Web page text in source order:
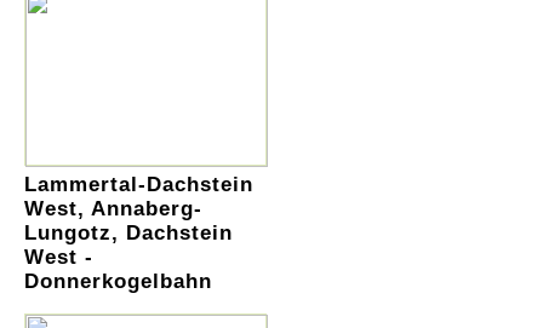
Lammertal-Dachstein
West, Annaberg-
Lungotz, Dachstein
West -
Donnerkogelbahn